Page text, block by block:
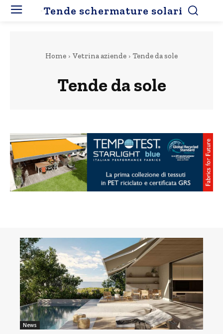
Tende schermature solari
Home Vetrina aziende Tende da sole
Tende da sole
News